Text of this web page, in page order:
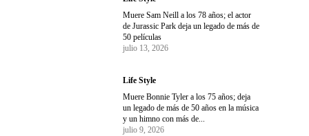
Muere Sam Neill a los 78 años; el actor
de Jurassic Park deja un legado de más de
50 películas
julio 13, 2026
Life Style
Muere Bonnie Tyler a los 75 años; deja
un legado de más de 50 años en la música
y un himno con más de...
julio 9, 2026